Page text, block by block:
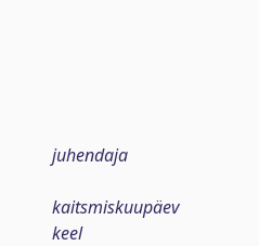
juhendaja
kaitsmiskuupäev
keel